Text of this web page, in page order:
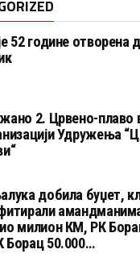
52 године отворена
2. Црвено-плаво
Удружења
добила буџет,
милион КМ, РК
50.000…